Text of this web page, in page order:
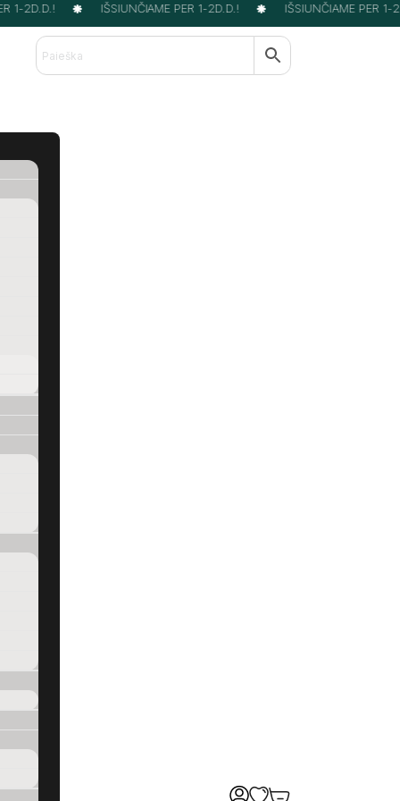
1-2D.D.! IŠSIUNČIAME PER 1-2D.D.! IŠSIUNČIAME PER 1-